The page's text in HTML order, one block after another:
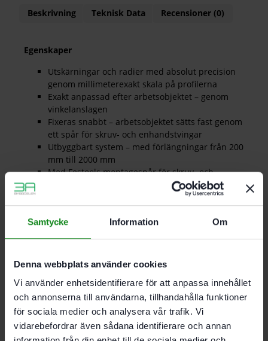
Samtycke Information Om
Denna webbplats använder cookies
Vi använder enhetsidentifierare för att anpassa innehållet
och annonserna till användarna, tillhandahålla funktioner
för sociala medier och analysera vår trafik. Vi
vidarebefordrar även sådana identifierare och annan
Beskrivning Teknisk Data Recensioner (0)
Egenskaper
Utskärningar och radier med absolut precision
genom millimeterexakt skala på profilerna
Exakt anpassad efter arbetsobjektet – genom
vinkelanslagen
Fixeras snabbt – arbetsobjektet sätts fast genom
ett spår för skruv- och enhandstvingar
Utbyggbart system – med förlängningar från 200
mm till 2000 mm
Med Festools montagespår för skruv- och
enhandstvingar går det alltid snabbt och
smidigt att fixera schablonen på arbetsobjektet
Tack vare justerbara profiler och olika tillbehör
kan multifrässchablonen användas för många
För alla fräsar med kopierring
För rätvinkliga (300 x 100 mm) eller runda (Ø 600
mm) urfräsningar
Leveransomfattning
2 x vinkelanslag, tippskydd, cirkelinsats, skruvmejsel
MFS. i kartong